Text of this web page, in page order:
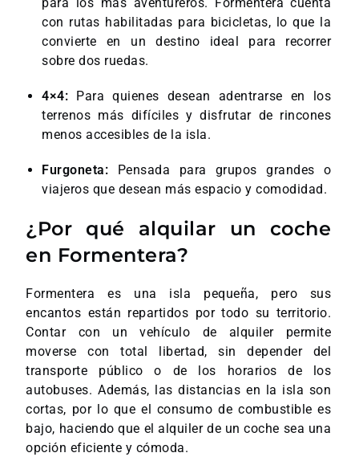
para los más aventureros. Formentera cuenta
con rutas habilitadas para bicicletas, lo que la
convierte en un destino ideal para recorrer
sobre dos ruedas.
4×4: Para quienes desean adentrarse en los
terrenos más difíciles y disfrutar de rincones
menos accesibles de la isla.
Furgoneta: Pensada para grupos grandes o
viajeros que desean más espacio y comodidad.
¿Por qué alquilar un coche
en Formentera?
Formentera es una isla pequeña, pero sus
encantos están repartidos por todo su territorio.
Contar con un vehículo de alquiler permite
moverse con total libertad, sin depender del
transporte público o de los horarios de los
autobuses. Además, las distancias en la isla son
cortas, por lo que el consumo de combustible es
bajo, haciendo que el alquiler de un coche sea una
opción eficiente y cómoda.